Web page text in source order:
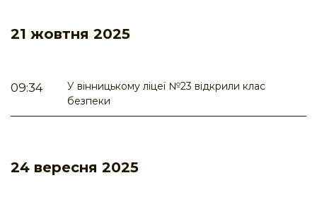
21 жовтня 2025
09:34
У вінницькому ліцеї №23 відкрили клас
безпеки
24 вересня 2025